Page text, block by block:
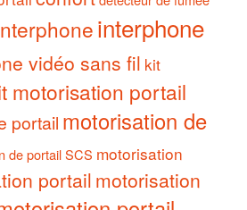
interphone
vidéo sans fil kit
motorisation portail
portail motorisation de
de portail SCS motorisation
portail motorisation